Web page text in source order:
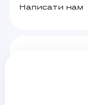
Написати нам